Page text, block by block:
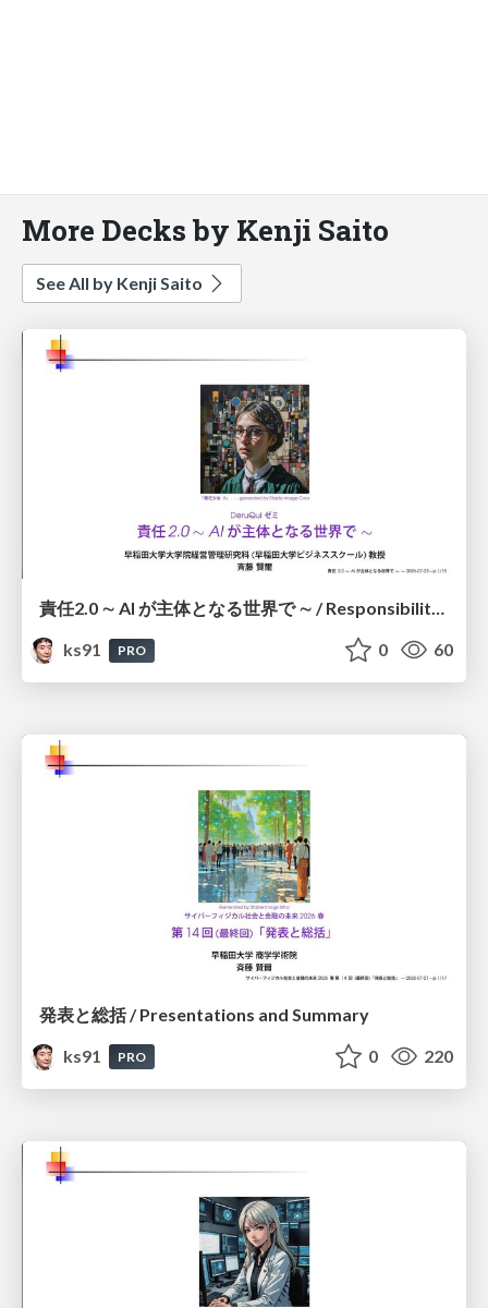
More Decks by Kenji Saito
See All by Kenji Saito
責任2.0 ∼ AI が主体となる世界で ∼ / Responsibility 2.0: In a World Where AI Takes Responsibilities
ks91
PRO 0 60
発表と総括 / Presentations and Summary
ks91
PRO 0 220